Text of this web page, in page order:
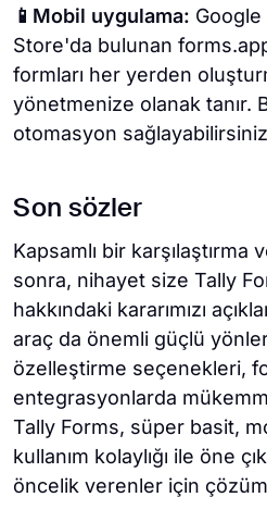
📱Mobil uygulama:
Store'da bulunan
formları her yerden
yönetmenize olanak tanır.
otomasyon
Son sözler
Kapsamlı bir
sonra, nihayet size Tally
hakkındaki kararımızı
araç da önemli güçlü
özelleştirme seçenekleri,
entegrasyonlarda
Tally Forms, süper basit,
kullanım kolaylığı ile öne
öncelik verenler için